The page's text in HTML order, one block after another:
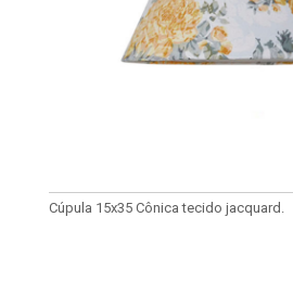
Cúpula 15x35 Cônica tecido jacquard.